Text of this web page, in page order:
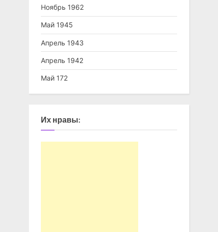
Ноябрь 1962
Май 1945
Апрель 1943
Апрель 1942
Май 172
Их нравы: